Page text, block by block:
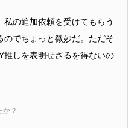
の追加依頼を受けてもらう
でちょっと微妙だ。ただそ
推しを表明せざるを得ないの
か？